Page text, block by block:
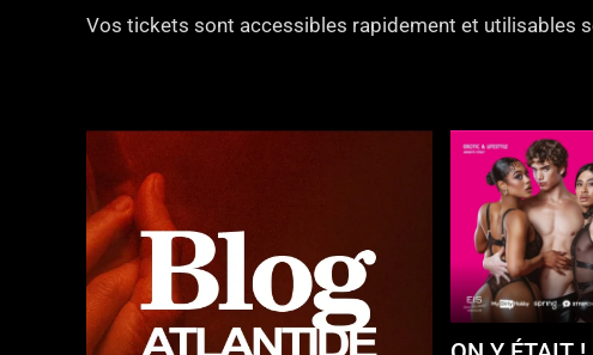
Vos tickets sont accessibles rapidement et utilisables